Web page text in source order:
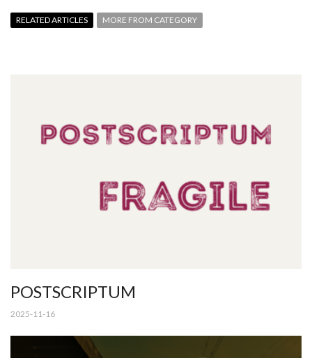
RELATED ARTICLES MORE FROM CATEGORY
POSTSCRIPTUM
2025-11-16